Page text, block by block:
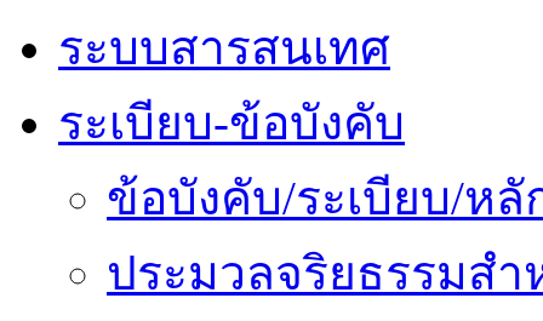
ระบบสารสนเทศ
ระเบียบ-ข้อบังคับ
ข้อบังคับ/ระเบียบ/ห
ประมวลจริยธรรมส